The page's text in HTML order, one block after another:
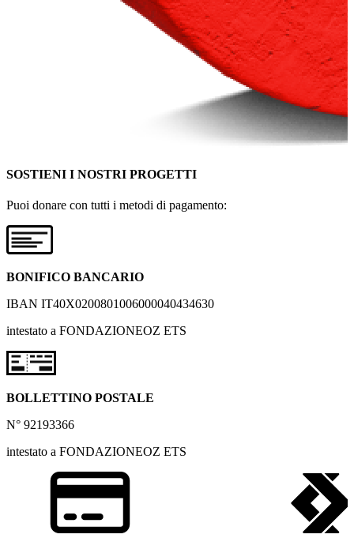
SOSTIENI I NOSTRI PROGETTI
Puoi donare con tutti i metodi di pagamento:
BONIFICO BANCARIO
IBAN IT40X0200801006000040434630
intestato a FONDAZIONEOZ ETS
BOLLETTINO POSTALE
N° 92193366
intestato a FONDAZIONEOZ ETS